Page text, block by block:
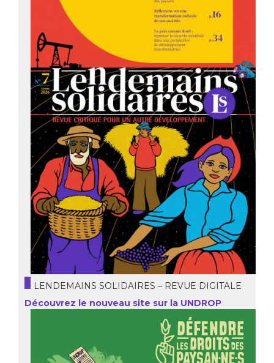
LENDEMAINS SOLIDAIRES – REVUE DIGITALE
Découvrez le nouveau site sur la UNDROP